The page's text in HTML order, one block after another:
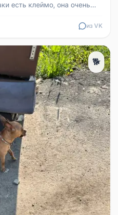
есть клеймо, она очень
из VK
🐕